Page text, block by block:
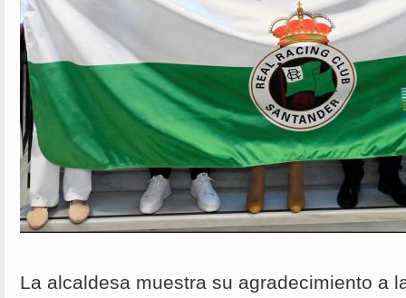
La alcaldesa muestra su agradecimiento a